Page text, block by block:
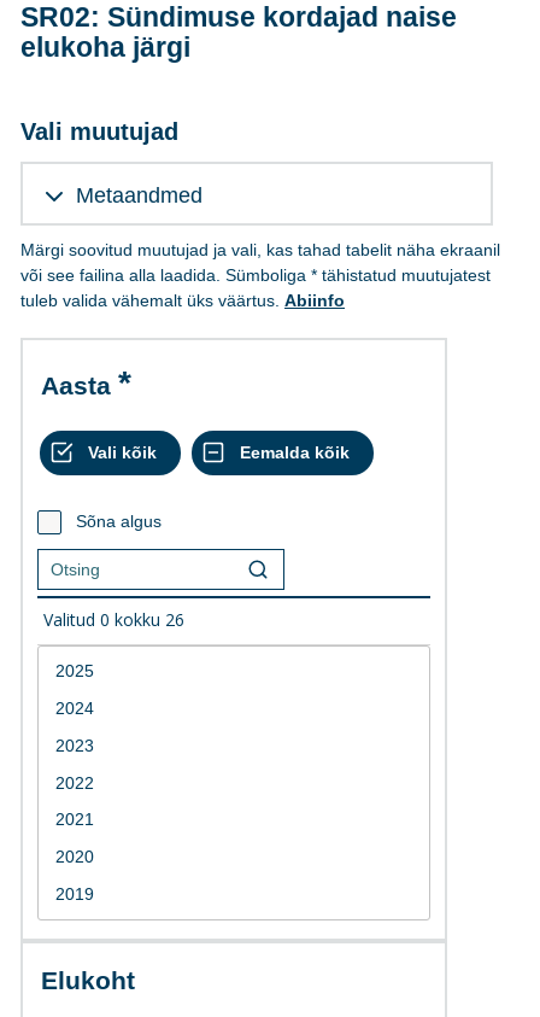
SR02: Sündimuse kordajad naise
elukoha järgi
Vali muutujad
Metaandmed
Märgi soovitud muutujad ja vali, kas tahad tabelit näha ekraanil
või see failina alla laadida. Sümboliga * tähistatud muutujatest
tuleb valida vähemalt üks väärtus. Abiinfo
Aasta
Sõna algus
Valitud 0 kokku 26
Elukoht